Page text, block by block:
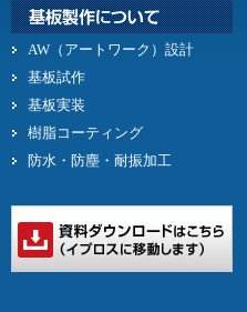
AW（アートワーク）設計
基板試作
基板実装
樹脂コーティング
防水・防塵・耐振加工